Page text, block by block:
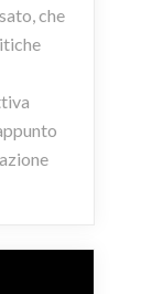
che